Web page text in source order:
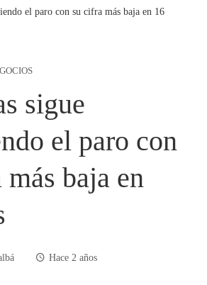
el paro con su cifra más baja en 16
sigue
el paro con
baja en
Hace 2 años